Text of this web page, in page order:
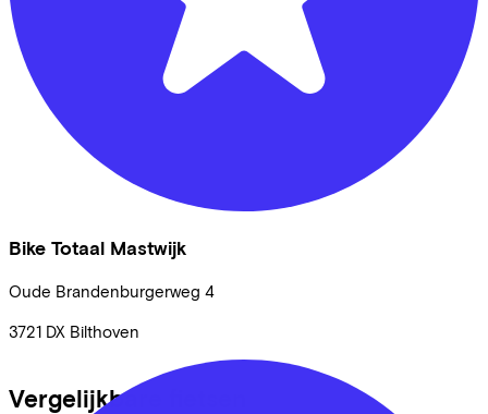
Bike Totaal Mastwijk
Oude Brandenburgerweg 4
3721 DX Bilthoven
Vergelijkbare fietsen